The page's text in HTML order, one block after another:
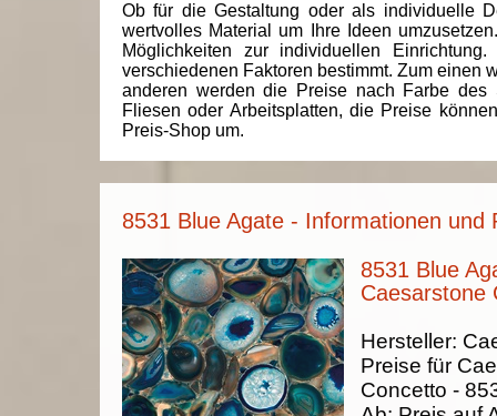
Ob für die Gestaltung oder als individuelle
wertvolles Material um Ihre Ideen
Möglichkeiten zur individuellen
verschiedenen Faktoren bestimmt. Zum einen
anderen werden die Preise nach Farbe des
Fliesen oder Arbeitsplatten, die Preise
Preis-Shop um.
8531 Blue Agate - Informationen und
8531 Blue
Caesarstone
Hersteller:
Preise für
Concetto -